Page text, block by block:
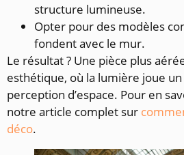
structure lumineuse.
Opter pour des modèles
fondent avec le mur.
Le résultat ? Une pièce plus
esthétique, où la lumière joue un
perception d’espace. Pour en
notre article complet sur
déco.